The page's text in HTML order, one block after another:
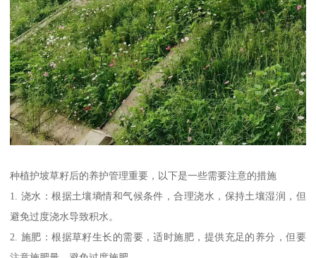
种植护坡草籽后的养护管理重要，以下是一些需要注意的措施
1. 浇水：根据土壤墒情和气候条件，合理浇水，保持土壤湿润，但
避免过度浇水导致积水。
2. 施肥：根据草籽生长的需要，适时施肥，提供充足的养分，但要